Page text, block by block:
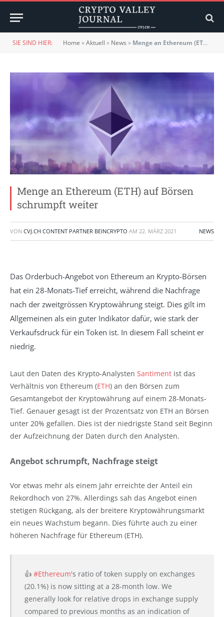
SIE SIND HIER: Home »Aktuell » News » Menge an Ethereum (ETH) auf Börsen schrumpft weiter
Menge an Ethereum (ETH) auf Börsen
schrumpft weiter
VON CVJ.CH CONTENT PARTNER BEINCRYPTO AM 22. MÄRZ 2021 NEWS
Das Orderbuch-Angebot von Ethereum an Krypto-Börsen
hat ein 28-Monats-Tief erreicht, während die Nachfrage
nach der zweitgrössen Kryptowährung steigt. Dies gilt im
Allgemeinen als ein guter Indikator dafür, wie stark der
Verkaufsdruck für ein Token ist. In diesem Fall scheint er
niedrig.
Laut den Daten des Krypto-Analysten Santiment ist das
Verhältnis von Ethereum (ETH) an den Börsen zum
Gesamtangebot der Kryptowährung auf einem 28-Monats-
Tief. Genauer gesagt ist der Prozentsatz von ETH an Börsen
unter 20% gefallen. Dies ist der niedrigste Stand seit Beginn
der Aufzeichnung der Daten durch den Analysten.
Angebot schrumpft, Nachfrage steigt
Vor etwas mehr als einem Jahr erreichte der Anteil ein
Rekordhoch von 27%. Allerdings sah das Angebot einen
stetigen Rückgang, als der breitere Kryptowährungsmarkt
ein neues Wachstum begann. Dies führte auch zu einer
höheren Nachfrage für Ethereum (ETH).
👍 #Ethereum's ratio of token supply on exchanges
(20.1%) is now sitting at a 28-month low. We
generally look for relative drops in exchange supply
compared to previous months as an indication of